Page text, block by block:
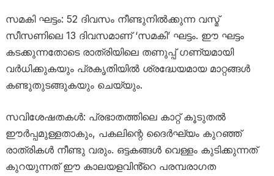
സമകി ഘട്ടം: 52 ദിവസം നീണ്ടുനിൽക്കുന്ന വസ്മ്
സീസണിലെ 13 ദിവസമാണ് ‘സമകി’ ഘട്ടം. ഈ ഘട്ടം
കടക്കുന്നതോടെ രാത്രിയിലെ തണുപ്പ് ഗണ്യമായി
വർധിക്കുകയും പ്രകൃതിയിൽ ശ്രദ്ധേയമായ മാറ്റങ്ങൾ
കണ്ടുതുടങ്ങുകയും ചെയ്യും.
സവിശേഷതകൾ: പ്രഭാതത്തിലെ കാറ്റ് കൂടുതൽ
ഈർപ്പമുള്ളതാകും, പകലിന്റെ ദൈർഘ്യം കുറഞ്ഞ്
രാത്രികൾ നീണ്ടു വരും. ഒട്ടകങ്ങൾ വെള്ളം കുടിക്കുന്നത്
കുറയുന്നത് ഈ കാലയളവിൻ്റെ പരമ്പരാഗത